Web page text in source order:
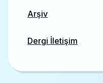
Arşiv
Dergi İletişim